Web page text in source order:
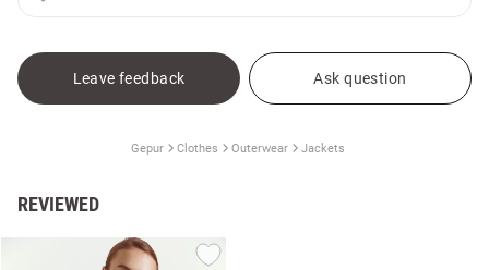
Leave feedback Ask question
Gepur Clothes Outerwear Jackets
REVIEWED